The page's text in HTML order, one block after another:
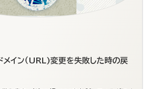
イン（URL)変更を失敗した時の戻